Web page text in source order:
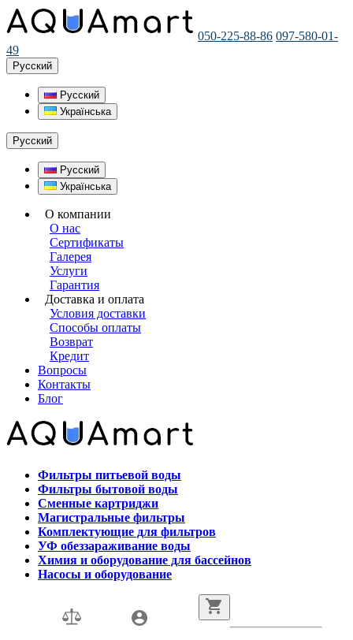
050-225-88-86 097-580-01-
49
Русский
Русский
Українська
Русский
Русский
Українська
О компании
О нас
Сертификаты
Галерея
Услуги
Гарантия
Доставка и оплата
Условия доставки
Способы оплаты
Возврат
Кредит
Вопросы
Контакты
Блог
Фильтры питьевой воды
Фильтры бытовой воды
Сменные картриджи
Магистральные фильтры
Комплектующие для фильтров
УФ обеззараживание воды
Химия и оборудование для бассейнов
Насосы и оборудование